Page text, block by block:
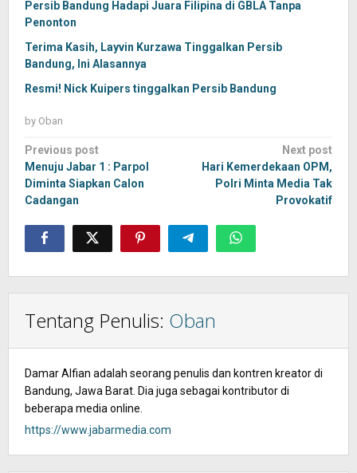
Persib Bandung Hadapi Juara Filipina di GBLA Tanpa
Penonton
Terima Kasih, Layvin Kurzawa Tinggalkan Persib
Bandung, Ini Alasannya
Resmi! Nick Kuipers tinggalkan Persib Bandung
by Oban
Post
navigation
Previous post
Menuju Jabar 1 : Parpol
Diminta Siapkan Calon
Cadangan
Next post
Hari Kemerdekaan OPM,
Polri Minta Media Tak
Provokatif
Tentang Penulis: Oban
Damar Alfian adalah seorang penulis dan kontren kreator di
Bandung, Jawa Barat. Dia juga sebagai kontributor di
beberapa media online.
https://www.jabarmedia.com